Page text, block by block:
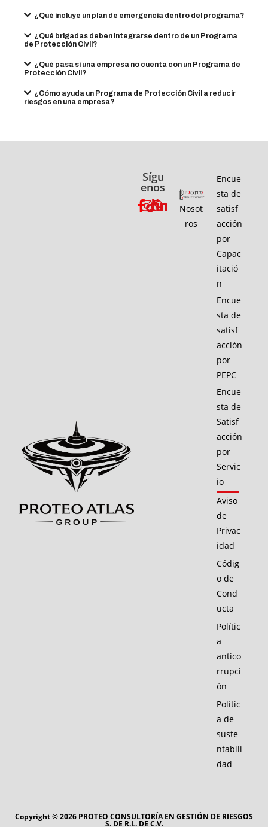
¿Qué incluye un plan de emergencia dentro del programa?
¿Qué brigadas deben integrarse dentro de un Programa
de Protección Civil?
¿Qué pasa si una empresa no cuenta con un Programa de
Protección Civil?
¿Cómo ayuda un Programa de Protección Civil a reducir
riesgos en una empresa?
Sígu
enos
Nosot
ros
Encue
sta de
satisf
acción
por
Capac
itació
n
Encue
sta de
satisf
acción
por
PEPC
Encue
sta de
Satisf
acción
por
Servic
io
Aviso
de
Privac
idad
Códig
o de
Cond
ucta
Polític
a
antico
rrupci
ón
Polític
a de
suste
ntabili
dad
Copyright © 2026 PROTEO CONSULTORÍA EN GESTIÓN DE RIESGOS
S. DE R.L. DE C.V.